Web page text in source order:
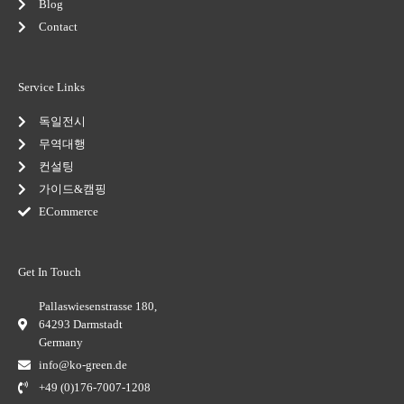
Blog
Contact
Service Links
독일전시
무역대행
컨설팅
가이드&캠핑
ECommerce
Get In Touch
Pallaswiesenstrasse 180,
64293 Darmstadt
Germany
info@ko-green.de
+49 (0)176-7007-1208